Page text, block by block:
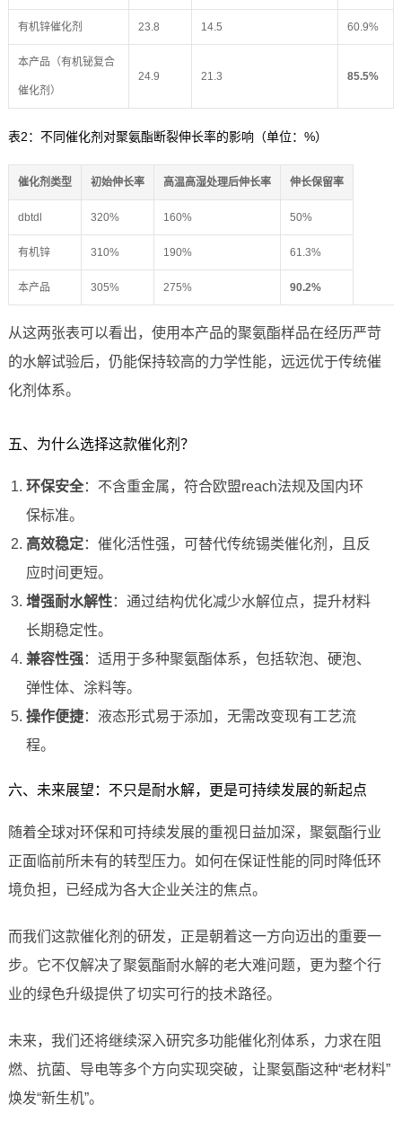
有机锌催化剂 23.8 14.5 60.9%
本产品（有机铋复合
催化剂）
24.9 21.3 85.5%
表2：不同催化剂对聚氨酯断裂伸长率的影响（单位：%）
催化剂类型 初始伸长率 高温高湿处理后伸长率 伸长保留率
dbtdl 320% 160% 50%
有机锌 310% 190% 61.3%
本产品 305% 275% 90.2%
从这两张表可以看出，使用本产品的聚氨酯样品在经历严苛
的水解试验后，仍能保持较高的力学性能，远远优于传统催
化剂体系。
五、为什么选择这款催化剂？
环保安全：不含重金属，符合欧盟reach法规及国内环
保标准。
高效稳定：催化活性强，可替代传统锡类催化剂，且反
应时间更短。
增强耐水解性：通过结构优化减少水解位点，提升材料
长期稳定性。
兼容性强：适用于多种聚氨酯体系，包括软泡、硬泡、
弹性体、涂料等。
操作便捷：液态形式易于添加，无需改变现有工艺流
程。
六、未来展望：不只是耐水解，更是可持续发展的新起点
随着全球对环保和可持续发展的重视日益加深，聚氨酯行业
正面临前所未有的转型压力。如何在保证性能的同时降低环
境负担，已经成为各大企业关注的焦点。
而我们这款催化剂的研发，正是朝着这一方向迈出的重要一
步。它不仅解决了聚氨酯耐水解的老大难问题，更为整个行
业的绿色升级提供了切实可行的技术路径。
未来，我们还将继续深入研究多功能催化剂体系，力求在阻
燃、抗菌、导电等多个方向实现突破，让聚氨酯这种“老材料”
焕发“新生机”。